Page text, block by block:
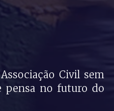
Civil sem
pensa no futuro do